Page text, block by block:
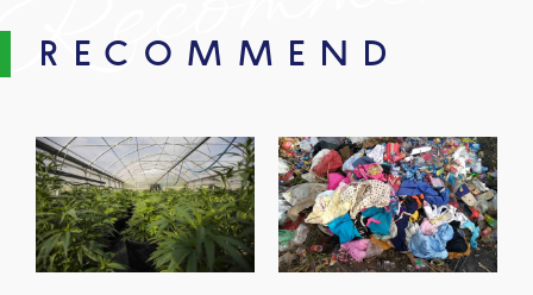
RECOMMEND